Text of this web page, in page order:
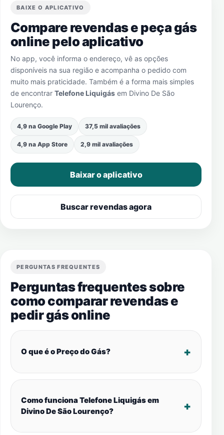
BAIXE O APLICATIVO
Compare revendas e peça gás
online pelo aplicativo
No app, você informa o endereço, vê as opções
disponíveis na sua região e acompanha o pedido com
muito mais praticidade. Também é a forma mais simples
de encontrar Telefone Liquigás em Divino De São
Lourenço.
4,9 na Google Play 37,5 mil avaliações
4,9 na App Store 2,9 mil avaliações
Baixar o aplicativo
Buscar revendas agora
PERGUNTAS FREQUENTES
Perguntas frequentes sobre
como comparar revendas e
pedir gás online
O que é o Preço do Gás?
Como funciona Telefone Liquigás em
Divino De São Lourenço?